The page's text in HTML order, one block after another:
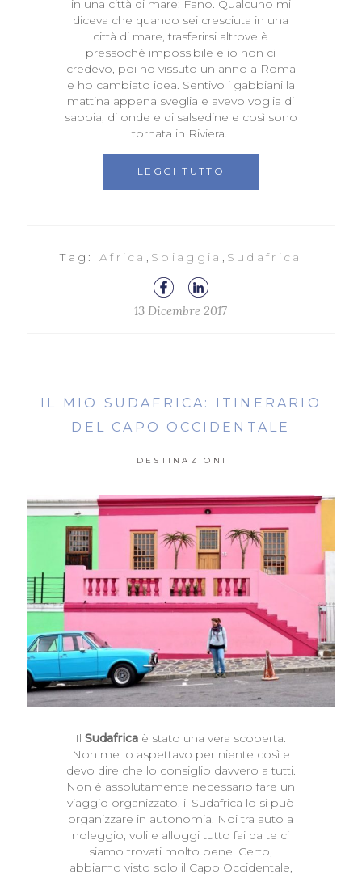
in una città di mare: Fano. Qualcuno mi
diceva che quando sei cresciuta in una
città di mare, trasferirsi altrove è
pressoché impossibile e io non ci
credevo, poi ho vissuto un anno a Roma
e ho cambiato idea. Sentivo i gabbiani la
mattina appena sveglia e avevo voglia di
sabbia, di onde e di salsedine e così sono
tornata in Riviera.
LEGGI TUTTO
Tag: Africa , Spiaggia , Sudafrica
13 Dicembre 2017
IL MIO SUDAFRICA: ITINERARIO
DEL CAPO OCCIDENTALE
DESTINAZIONI
IlSudafrica è stato una vera scoperta.
Non me lo aspettavo per niente così e
devo dire che lo consiglio davvero a tutti.
Non è assolutamente necessario fare un
viaggio organizzato, il Sudafrica lo si può
organizzare in autonomia. Noi tra auto a
noleggio, voli e alloggi tutto fai da te ci
siamo trovati molto bene. Certo,
abbiamo visto solo il Capo Occidentale,